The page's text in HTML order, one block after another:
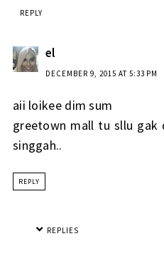
REPLY
el
DECEMBER 9, 2015 AT 5:33 PM
aii loikee dim sum
greetown mall tu sllu gak
singgah..
REPLY
REPLIES